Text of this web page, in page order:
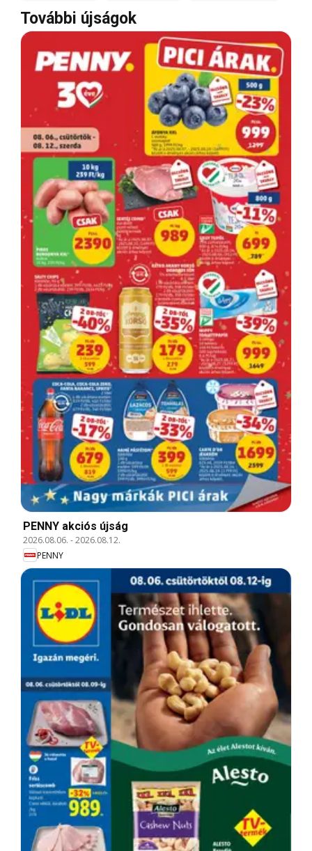
További újságok
PENNY akciós újság
2026.08.06. -2026.08.12.
PENNY